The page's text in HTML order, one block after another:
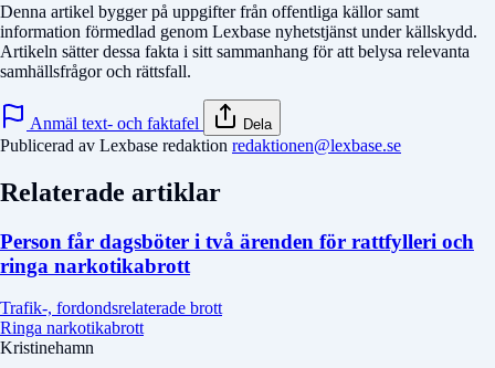
Denna artikel bygger på uppgifter från offentliga källor samt
information förmedlad genom Lexbase nyhetstjänst under källskydd.
Artikeln sätter dessa fakta i sitt sammanhang för att belysa relevanta
samhällsfrågor och rättsfall.
Anmäl text- och faktafel Dela
Publicerad av Lexbase redaktion redaktionen@lexbase.se
Relaterade artiklar
Person får dagsböter i två ärenden för rattfylleri och
ringa narkotikabrott
Trafik-, fordondsrelaterade brott
Ringa narkotikabrott
Kristinehamn